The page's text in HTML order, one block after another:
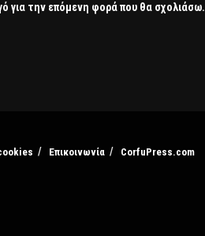
για την επόμενη φορά που θα σχολιάσω.
Επικοινωνία CorfuPress.com